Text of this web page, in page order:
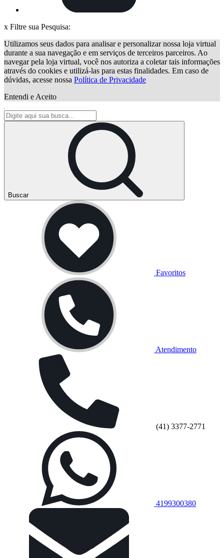
x Filtre sua Pesquisa:
Utilizamos seus dados para analisar e personalizar nossa loja virtual
durante a sua navegação e em serviços de terceiros parceiros. Ao
navegar pela loja virtual, você nos autoriza a coletar tais informações
através do cookies e utilizá-las para estas finalidades. Em caso de
dúvidas, acesse nossa Política de Privacidade
Entendi e Aceito
Buscar
Favoritos
Atendimento
(41) 3377-2771
4199300380